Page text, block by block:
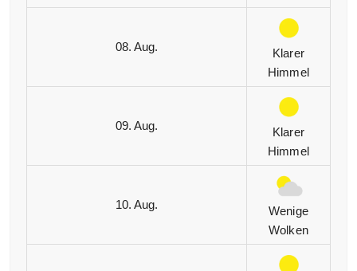
08. Aug.
Klarer
Himmel
09. Aug.
Klarer
Himmel
10. Aug.
Wenige
Wolken